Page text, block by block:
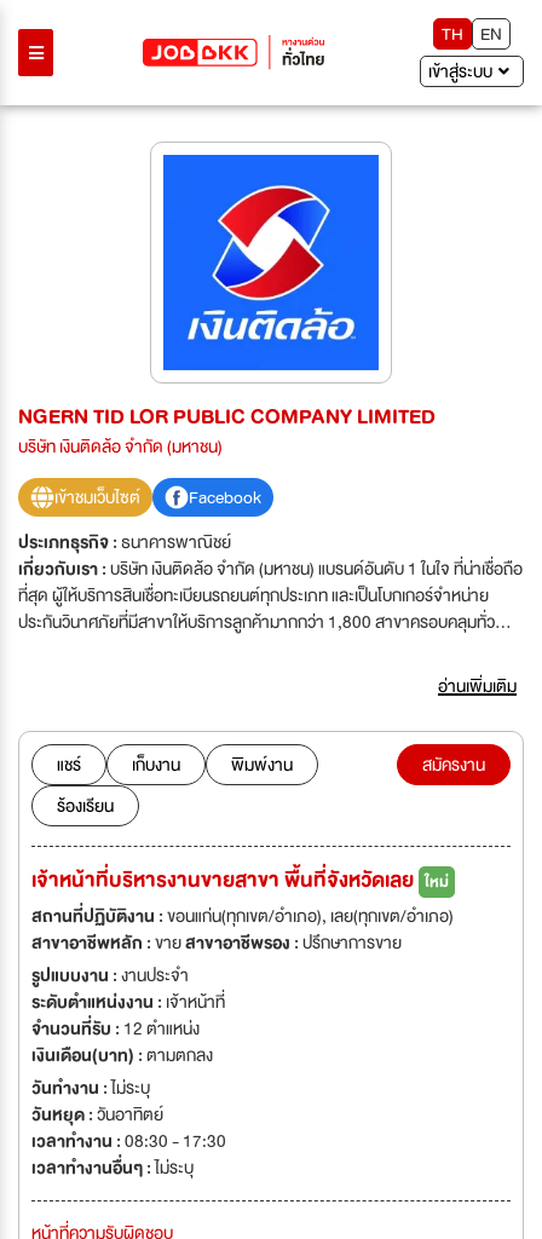
TH
EN
เข้าสู่ระบบ
NGERN TID LOR PUBLIC COMPANY LIMITED
บริษัท เงินติดล้อ จำกัด (มหาชน)
เข้าชมเว็บไซต์
Facebook
ประเภทธุรกิจ :ธนาคารพาณิชย์
เกี่ยวกับเรา :บริษัท เงินติดล้อ จำกัด (มหาชน) แบรนด์อันดับ 1 ในใจ ที่น่าเชื่อถือ
ที่สุด ผู้ให้บริการสินเชื่อทะเบียนรถยนต์ทุกประเภท และเป็นโบกเกอร์จำหน่าย
ประกันวินาศภัยที่มีสาขาให้บริการลูกค้ามากกว่า 1,800 สาขาครอบคลุมทั่ว
มุ่งมั่นให้บริการทางการเงินที่ทุกคนสามารถเข้าถึงได้ มีความเป็นธรรม โปร่งใส
สะดวกรวดเร็ว ผ่านความจริงใจของพนักงาน “เงินติดล้อ” จึงเป็นชื่อแรกที่ลูกค้า
นึกถึง ไว้ใจ แนะนำ และบอกต่อมากที่สุด รางวัลที่เราได้รับ -Dream Employer
of the Year และ Dream Company to Work For โดย World HRD
Congress 2020 -Most Innovative Digital Innovation in Financial
Inclusion (Winner) และ Outstanding Leadership in Customer
Experience (Winner) โดย Digital CX Awards by The Digital Banker
2020 -Outstanding CX in Digital Sales Strategy (Winner) และ Best Use
of Data and Analytics for CX (Highly Acclaimed) โดย Digital CX
Awards by The Digital Banker 2021 -Finance Company of the Year –
Thailand โดย The Asian Banking & Finance 2021 -Thailand’s Most
Admired Brand หมวดสินเชื่อที่มีทะเบียนรถเป็นประกัน 3 ปีซ้อน โดยนิตยสาร
BrandAge ทำความรู้จักกับเรามากขึ้น ผ่านหลากหลายเรื่องราวของชาวเงิน
ติดล้อ ที่เราตั้งใจทำมาเพื่อคุณ www.tidlor.com/th/tidlorstory.html "บริษัท
มีความจำเป็นต้องตรวจสอบประวัติการกระทำความผิด เพื่อพิจารณาความ
เหมาะสมของผู้สมัครก่อนเข้าร่วมงานกับบริษัท"
อ่านเพิ่มเติม
แชร์ เก็บงาน
พิมพ์งาน
ร้องเรียน
สมัครงาน
เจ้าหน้าที่บริหารงานขายสาขา พื้นที่จังหวัดเลย ใหม่
สถานที่ปฏิบัติงาน :ขอนแก่น(ทุกเขต/อำเภอ), เลย(ทุกเขต/อำเภอ)
สาขาอาชีพหลัก :ขายสาขาอาชีพรอง :ปรึกษาการขาย
รูปแบบงาน :งานประจำ
ระดับตำแหน่งงาน : เจ้าหน้าที่
จำนวนที่รับ : 12 ตำแหน่ง
เงินเดือน(บาท) :ตามตกลง
วันทำงาน :ไม่ระบุ
วันหยุด :วันอาทิตย์
เวลาทำงาน :08:30 - 17:30
เวลาทำงานอื่นๆ :ไม่ระบุ
หน้าที่ความรับผิดชอบ